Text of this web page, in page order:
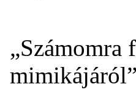
„Számomra